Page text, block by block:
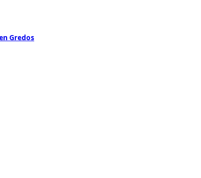
Gredos